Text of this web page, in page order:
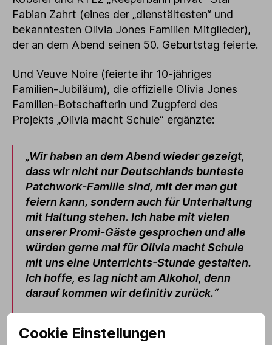
Fabian Zahrt (eines der „dienstältesten“ und
bekanntesten Olivia Jones Familien Mitglieder),
der an dem Abend seinen 50. Geburtstag feierte.
Und Veuve Noire (feierte ihr 10-jähriges
Familien-Jubiläum), die offizielle Olivia Jones
Familien-Botschafterin und Zugpferd des
Projekts „Olivia macht Schule“ ergänzte:
„Wir haben an dem Abend wieder gezeigt,
dass wir nicht nur Deutschlands bunteste
Patchwork-Familie sind, mit der man gut
feiern kann, sondern auch für Unterhaltung
mit Haltung stehen. Ich habe mit vielen
unserer Promi-Gäste gesprochen und alle
würden gerne mal für Olivia macht Schule
mit uns eine Unterrichts-Stunde gestalten.
Ich hoffe, es lag nicht am Alkohol, denn
darauf kommen wir definitiv zurück.“
Cookie Einstellungen